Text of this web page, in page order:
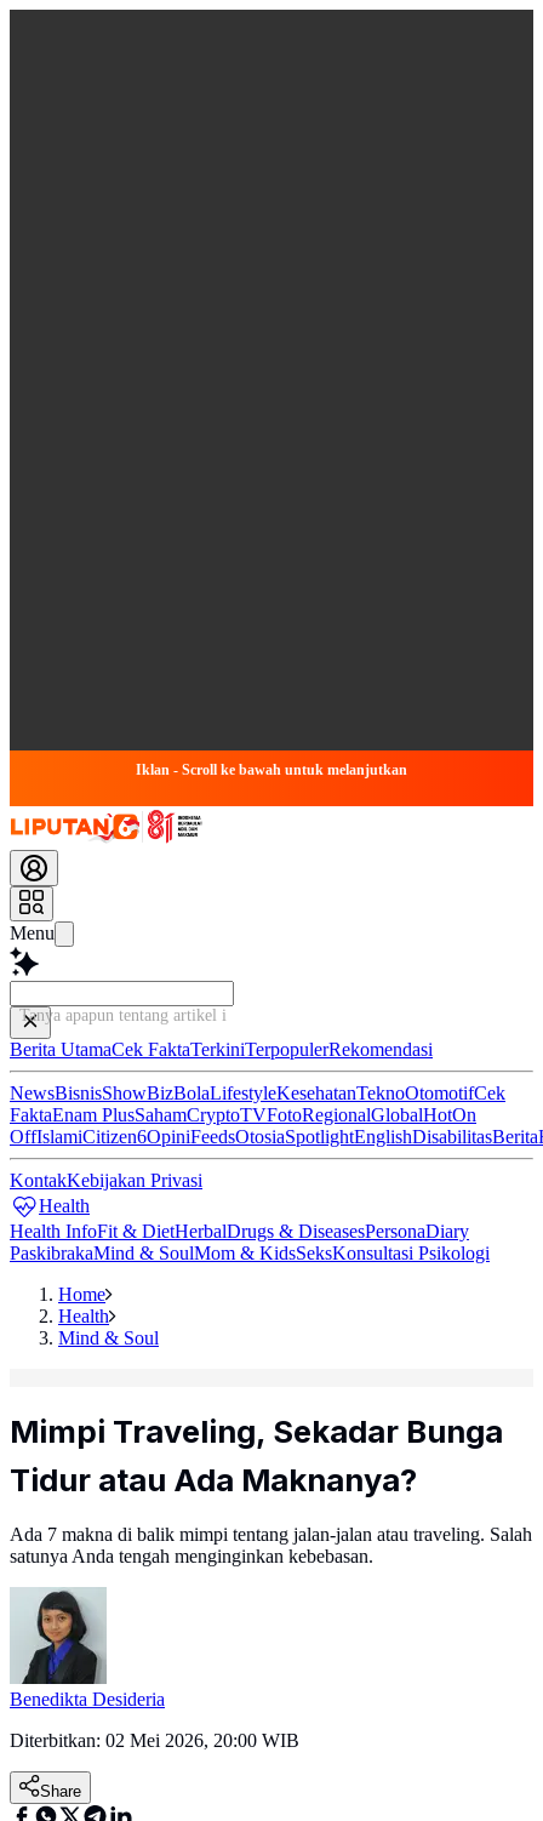
Iklan - Scroll ke bawah untuk melanjutkan
Menu
Tanya apapun tentang artikel ini...
Berita UtamaCek FaktaTerkiniTerpopulerRekomendasi
NewsBisnisShowBizBolaLifestyleKesehatanTeknoOtomotifCek
FaktaEnam PlusSahamCryptoTVFotoRegionalGlobalHotOn
OffIslamiCitizen6OpiniFeedsOtosiaSpotlightEnglishDisabilitasBerita
KontakKebijakan Privasi
Health
Health InfoFit & DietHerbalDrugs & DiseasesPersonaDiary
PaskibrakaMind & SoulMom & KidsSeksKonsultasi Psikologi
Home
Health
Mind & Soul
Mimpi Traveling, Sekadar Bunga
Tidur atau Ada Maknanya?
Ada 7 makna di balik mimpi tentang jalan-jalan atau traveling. Salah
satunya Anda tengah menginginkan kebebasan.
Benedikta Desideria
Diterbitkan: 02 Mei 2026, 20:00 WIB
Share